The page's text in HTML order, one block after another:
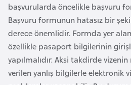
başvurularda öncelikle başvuru
Başvuru formunun hatasız bir
derece önemlidir. Formda yer
özellikle pasaport bilgilerinin
yapılmalıdır. Aksi takdirde
verilen yanlış bilgilerle elektronik
B
e
l
a
r
u